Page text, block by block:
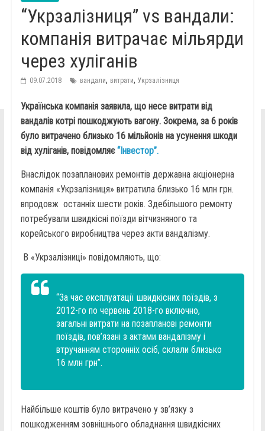
“Укрзалізниця” vs вандали:
компанія витрачає мільярди
через хуліганів
09.07.2018 вандали, витрати, Укрзалізниця
Українська компанія заявила, що несе витрати від
вандалів котрі пошкоджують вагону. Зокрема, за 6 років
було витрачено близько 16 мільйонів на усунення шкоди
від хуліганів, повідомляє“Інвестор”.
Внаслідок позапланових ремонтів державна акціонерна
компанія «Укрзалізниця» витратила близько 16 млн грн.
впродовж останніх шести років. Здебільшого ремонту
потребували швидкісні поїзди вітчизняного та
корейського виробництва через акти вандалізму.
В «Укрзалізниці» повідомляють, що:
“За час експлуатації швидкісних поїздів, з
2012-го по червень 2018-го включно,
загальні витрати на позапланові ремонти
поїздів, пов’язані з актами вандалізму і
втручанням сторонніх осіб, склали близько
16 млн грн”.
Найбільше коштів було витрачено у зв’язку з
пошкодженням зовнішнього обладнання швидкісних